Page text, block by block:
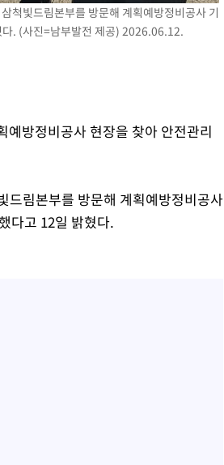
척빛드림본부를 방문해 계획예방정비공사 기
다. (사진=남부발전 제공) 2026.06.12.
방정비공사 현장을 찾아 안전관리
드림본부를 방문해 계획예방정비공사
다고 12일 밝혔다.